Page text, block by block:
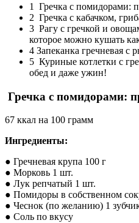
1 Гречка с помидорами:
2 Гречка с кабачком,
3 Рагу с гречкой и
которое можно кушать
4 Запеканка гречневая с
5 Куриные котлетки с
обед и даже ужин!
Гречка с помидорами:
67 ккал на 100 грамм
Ингредиенты:
● Гречневая крупа 100 г
● Морковь 1 шт.
● Лук репчатый 1 шт.
● Помидоры в собственном
● Чеснок (по желанию) 1
● Соль по вкусу